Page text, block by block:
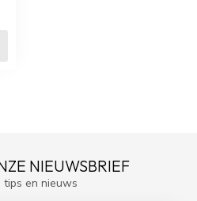
NIEUWSBRIEF
tips en nieuws